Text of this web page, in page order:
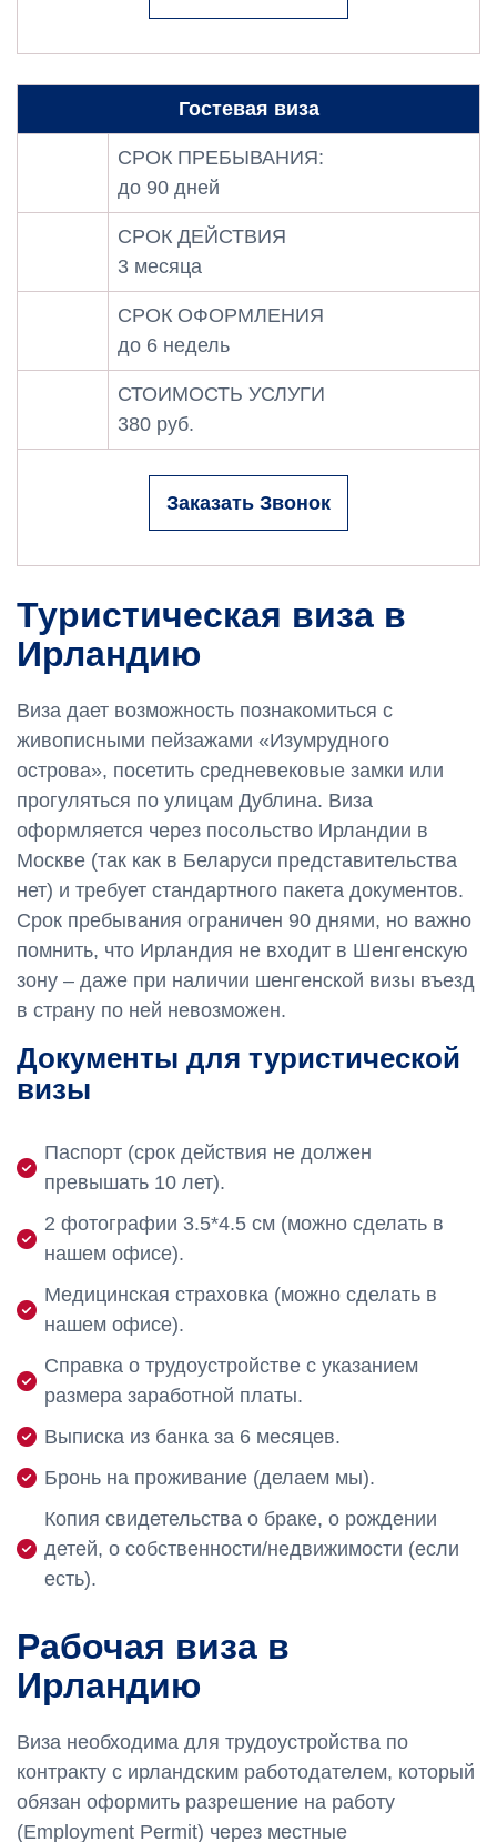
Гостевая виза
СРОК ПРЕБЫВАНИЯ:
до 90 дней
СРОК ДЕЙСТВИЯ
3 месяца
СРОК ОФОРМЛЕНИЯ
до 6 недель
СТОИМОСТЬ УСЛУГИ
380 руб.
Заказать Звонок
Туристическая виза в
Ирландию
Виза дает возможность познакомиться с
живописными пейзажами «Изумрудного
острова», посетить средневековые замки или
прогуляться по улицам Дублина. Виза
оформляется через посольство Ирландии в
Москве (так как в Беларуси представительства
нет) и требует стандартного пакета документов.
Срок пребывания ограничен 90 днями, но важно
помнить, что Ирландия не входит в Шенгенскую
зону – даже при наличии шенгенской визы въезд
в страну по ней невозможен.
Документы для туристической
визы
Паспорт (срок действия не должен
превышать 10 лет).
2 фотографии 3.5*4.5 см (можно сделать в
нашем офисе).
Медицинская страховка (можно сделать в
нашем офисе).
Справка о трудоустройстве с указанием
размера заработной платы.
Выписка из банка за 6 месяцев.
Бронь на проживание (делаем мы).
Копия свидетельства о браке, о рождении
детей, о собственности/недвижимости (если
есть).
Рабочая виза в
Ирландию
Виза необходима для трудоустройства по
контракту с ирландским работодателем, который
обязан оформить разрешение на работу
(Employment Permit) через местные